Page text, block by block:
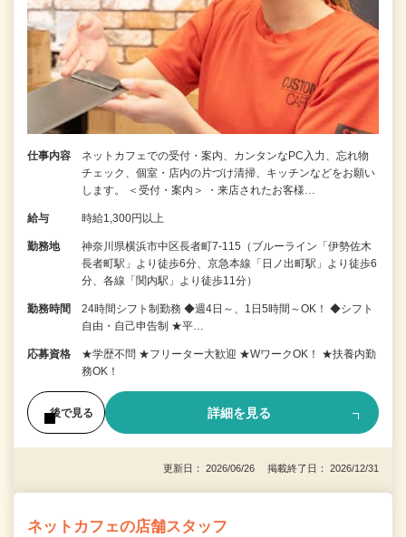
仕事内容
ネットカフェでの受付・案内、カンタンなPC入力、忘れ物
チェック、個室・店内の片づけ清掃、キッチンなどをお願い
します。 ＜受付・案内＞ ・来店されたお客様…
給与 時給1,300円以上
勤務地
神奈川県横浜市中区長者町7-115（ブルーライン「伊勢佐木
長者町駅」より徒歩6分、京急本線「日ノ出町駅」より徒歩6
分、各線「関内駅」より徒歩11分）
勤務時間
24時間シフト制勤務 ◆週4日～、1日5時間～OK！ ◆シフト
自由・自己申告制 ★平…
応募資格
★学歴不問 ★フリーター大歓迎 ★WワークOK！ ★扶養内勤
務OK！
後で見る 詳細を見る
更新日： 2026/06/26 掲載終了日： 2026/12/31
ネットカフェの店舗スタッフ